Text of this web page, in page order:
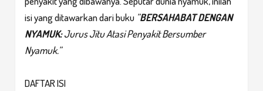
isi yang ditawarkan dari buku ”BERSAHABAT DENGAN
NYAMUK:Jurus Jitu Atasi Penyakit Bersumber
Nyamuk.”
DAFTAR ISI